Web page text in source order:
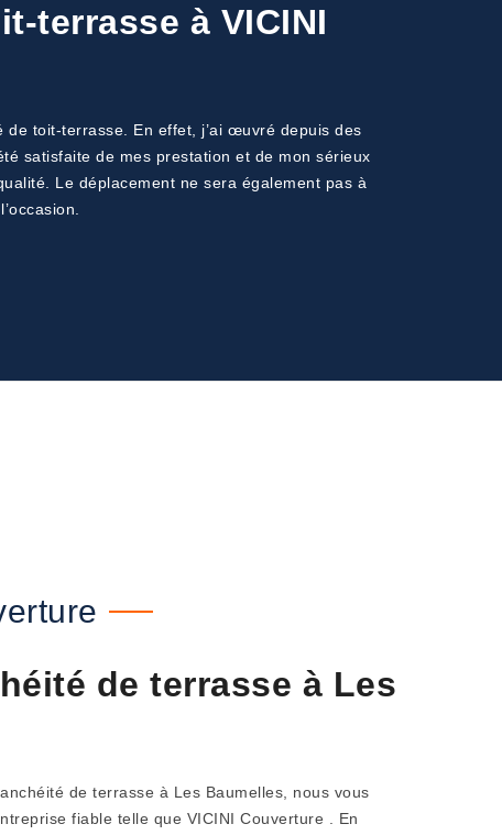
terrasse à VICINI
de toit-terrasse. En effet, j’ai œuvré depuis des
satisfaite de mes prestation et de mon sérieux
Le déplacement ne sera également pas à
de terrasse à Les
de terrasse à Les Baumelles, nous vous
fiable telle que VICINI Couverture . En